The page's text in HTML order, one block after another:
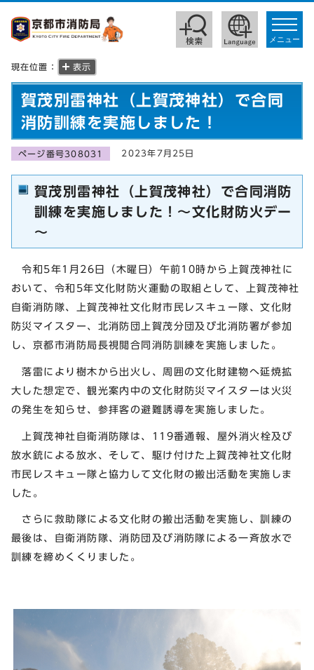
toggle
メニュー
現在位置： 表示
賀茂別雷神社（上賀茂神社）で合同
消防訓練を実施しました！
ページ番号308031 2023年7月25日
賀茂別雷神社（上賀茂神社）で合同消防
訓練を実施しました！～文化財防火デー
～
令和5年1月26日（木曜日）午前10時から上賀茂神社に
おいて、令和5年文化財防火運動の取組として、上賀茂神社
自衛消防隊、上賀茂神社文化財市民レスキュー隊、文化財
防災マイスター、北消防団上賀茂分団及び北消防署が参加
し、京都市消防局長視閲合同消防訓練を実施しました。
落雷により樹木から出火し、周囲の文化財建物へ延焼拡
大した想定で、観光案内中の文化財防災マイスターは火災
の発生を知らせ、参拝客の避難誘導を実施しました。
上賀茂神社自衛消防隊は、119番通報、屋外消火栓及び
放水銃による放水、そして、駆け付けた上賀茂神社文化財
市民レスキュー隊と協力して文化財の搬出活動を実施しま
した。
さらに救助隊による文化財の搬出活動を実施し、訓練の
最後は、自衛消防隊、消防団及び消防隊による一斉放水で
訓練を締めくくりました。